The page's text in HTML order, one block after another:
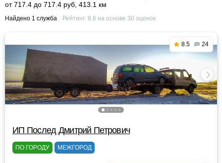
от 717.4 до 717.4 руб 413.1 км
Найдено 1 служба Рейтинг: 8.6 на основе 30 оценок
8.5 24
ИП Послед Дмитрий Петрович
ПО ГОРОДУ МЕЖГОРОД